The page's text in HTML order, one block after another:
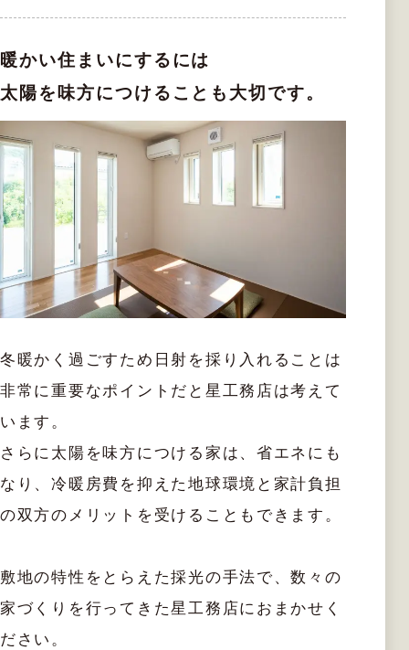
暖かい住まいにするには
太陽を味方につけることも大切です。
冬暖かく過ごすため日射を採り入れることは
非常に重要なポイントだと星工務店は考えて
います。
さらに太陽を味方につける家は、省エネにも
なり、冷暖房費を抑えた地球環境と家計負担
の双方のメリットを受けることもできます。
敷地の特性をとらえた採光の手法で、数々の
家づくりを行ってきた星工務店におまかせく
ださい。